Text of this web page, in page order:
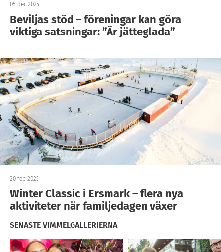
05 dec 2025
Beviljas stöd – föreningar kan göra
viktiga satsningar: ”Är jätteglada”
20 feb 2025
Winter Classic i Ersmark – flera nya
aktiviteter när familjedagen växer
SENASTE VIMMELGALLERIERNA